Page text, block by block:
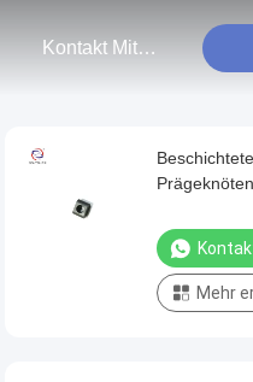
Kontakt Mit Uns
Mehr